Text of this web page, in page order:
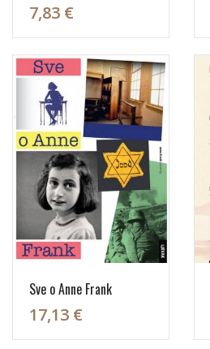
7,83 €
Sve o Anne Frank
17,13 €